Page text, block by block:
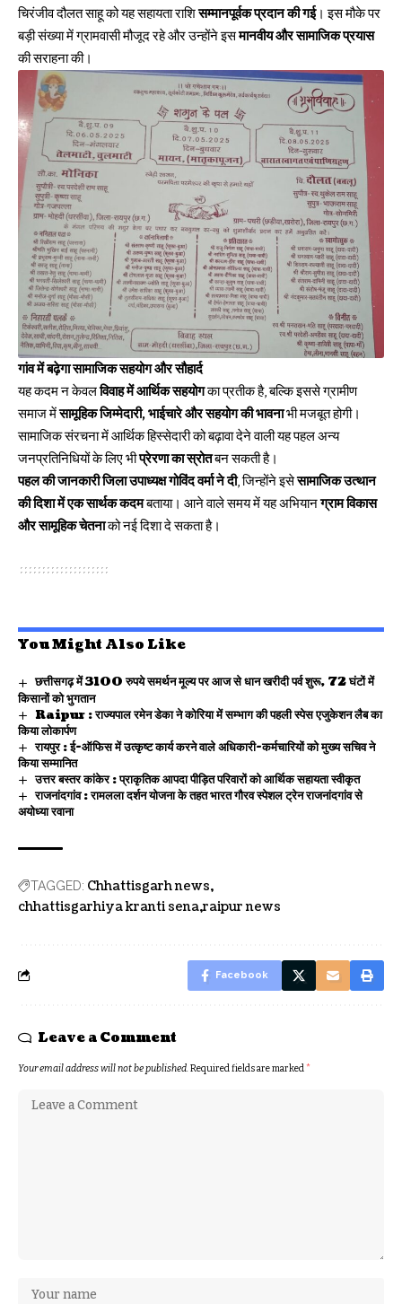
चिरंजीव दौलत साहू को यह सहायता राशिसम्मानपूर्वकप्रदान की गई। इस मौके पर
बड़ी संख्या में ग्रामवासी मौजूद रहे और उन्होंने इसमानवीय और सामाजिक प्रयास
की सराहना की।
गांव में बढ़ेगा सामाजिक सहयोग और सौहार्द
यह कदम न केवलविवाह में आर्थिक सहयोगका प्रतीक है, बल्कि इससे ग्रामीण
समाज मेंसामूहिक जिम्मेदारी, भाईचारे और सहयोग की भावनाभी मजबूत होगी।
सामाजिक संरचना में आर्थिक हिस्सेदारी को बढ़ावा देने वाली यह पहल अन्य
जनप्रतिनिधियों के लिए भीप्रेरणा का स्रोतबन सकती है।
पहल की जानकारी जिला उपाध्यक्ष गोविंद वर्मा ने दी, जिन्होंने इसेसामाजिक उत्थान
की दिशा में एक सार्थक कदमबताया। आने वाले समय में यह अभियानग्राम विकास
और सामूहिक चेतनाको नई दिशा दे सकता है।
You Might Also Like
छत्तीसगढ़ में 3100 रुपये समर्थन मूल्य पर आज से धान खरीदी पर्व शुरू, 72 घंटों में
किसानों को भुगतान
Raipur : राज्यपाल रमेन डेका ने कोरिया में सम्भाग की पहली स्पेस एजुकेशन लैब का
किया लोकार्पण
रायपुर : ई-ऑफिस में उत्कृष्ट कार्य करने वाले अधिकारी-कर्मचारियों को मुख्य सचिव ने
किया सम्मानित
उत्तर बस्तर कांकेर : प्राकृतिक आपदा पीड़ित परिवारों को आर्थिक सहायता स्वीकृत
राजनांदगांव : रामलला दर्शन योजना के तहत भारत गौरव स्पेशल ट्रेन राजनांदगांव से
अयोध्या रवाना
TAGGED: Chhattisgarh news
chhattisgarhiya kranti sena raipur news
Facebook
Leave a Comment
Your email address will not be published.Required fields are marked*